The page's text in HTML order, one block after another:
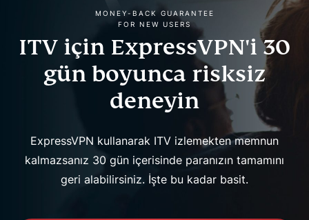
MONEY-BACK GUARANTEE
FOR NEW USERS
ITV için ExpressVPN'i 30
gün boyunca risksiz
deneyin
ExpressVPN kullanarak ITV izlemekten memnun
kalmazsanız 30 gün içerisinde paranızın tamamını
geri alabilirsiniz. İşte bu kadar basit.